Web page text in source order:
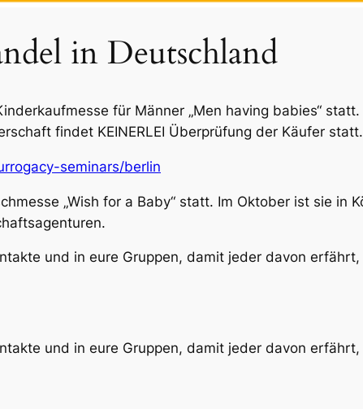
in Deutschland
für Männer „Men having babies“
findet KEINERLEI Überprüfung der Käufer
seminars/berlin
„Wish for a Baby“ statt. Im Oktober ist sie in
und in eure Gruppen, damit jeder davon
und in eure Gruppen, damit jeder davon